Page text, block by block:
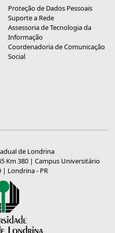
Proteção de Dados Pessoais
Suporte a Rede
Assessoria de Tecnologia da
Informação
Coordenadoria de Comunicação
Social
de Londrina
Km 380 | Campus Universitário
| Londrina - PR